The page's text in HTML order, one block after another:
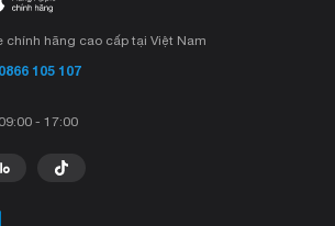
chính hãng cao cấp tại Việt Nam
0866 105 107
09:00 - 17:00